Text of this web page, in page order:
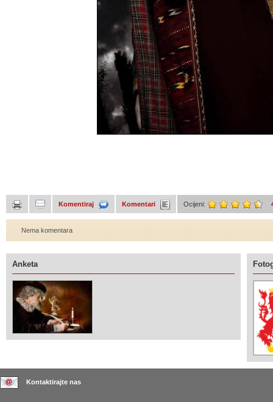
Komentiraj Komentari Ocijeni:
Nema komentara
Anketa
Kontaktirajte nas